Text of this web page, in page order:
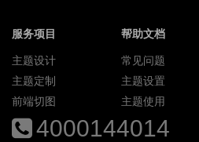
服务项目
主题设计
主题定制
前端切图
帮助文档
常见问题
主题设置
主题使用
4000144014